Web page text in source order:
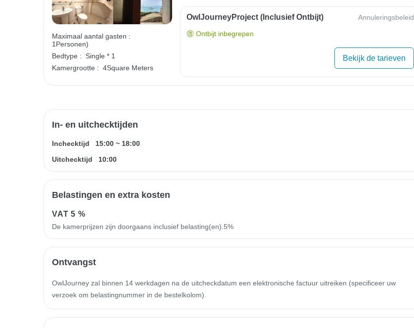
Maximaal aantal gasten :
1Personen)
Bedtype :
Single * 1
Kamergrootte : 4Square Meters
OwlJourneyProject (inclusief Ontbijt) Annuleringsbeleid
Ontbijt inbegrepen
Bekijk de tarieven
In- en uitchecktijden
Inchecktijd 15:00 ~ 18:00
Uitchecktijd
10:00
Belastingen en extra kosten
VAT5 %
De kamerprijzen zijn doorgaans inclusief belasting(en).5%
Ontvangst
OwlJourney zal binnen 14 werkdagen na de uitcheckdatum een ​​elektronische factuur uitreiken (specificeer uw
verzoek om belastingnummer in de bestelkolom).